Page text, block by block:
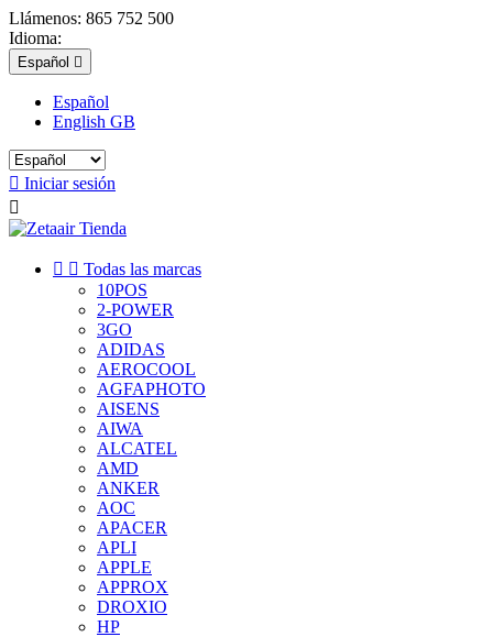
Llámenos: 865 752 500
Idioma:
Español 
Español
English GB
 Iniciar sesión

  Todas las marcas
10POS
2-POWER
3GO
ADIDAS
AEROCOOL
AGFAPHOTO
AISENS
AIWA
ALCATEL
AMD
ANKER
AOC
APACER
APLI
APPLE
APPROX
DROXIO
HP